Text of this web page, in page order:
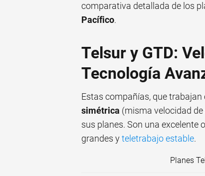
comparativa detallada de los
Pacífico.
Telsur y GTD:
Tecnología
Estas compañías, que
simétrica (misma velocidad
sus planes. Son una excelente
grandes yteletrabajo estable.
Planes